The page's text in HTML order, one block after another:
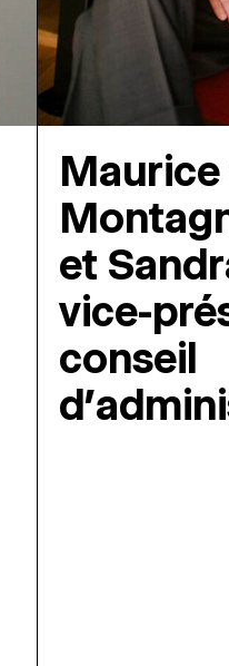
et
vice-
conseil